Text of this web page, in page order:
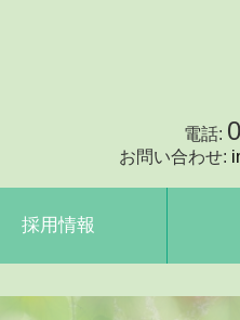
電話:
お問い合わせ:
採用情報